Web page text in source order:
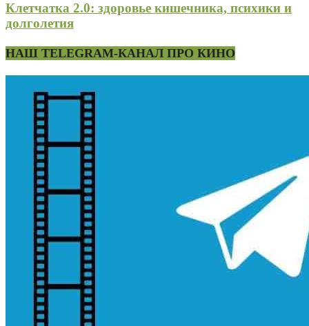
Клетчатка 2.0: здоровье кишечника, психики и
долголетия
НАШ TELEGRAM-КАНАЛ ПРО КИНО